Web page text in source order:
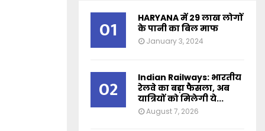
01
HARYANA में 29 लाख लोगों
के पानी का बिल माफ
January 3, 2024
02
Indian Railways: भारतीय
रेलवे का बड़ा फैसला, अब
यात्रियों को मिलेगी ये...
August 7, 2026